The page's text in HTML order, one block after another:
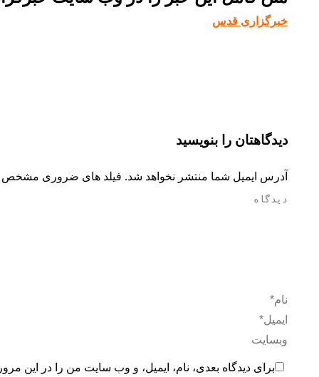
خبرگزاری قدس
دیدگاهتان را بنویسید
آدرس ایمیل شما منتشر نخواهد شد. فیلد های ضروری مشخص
دیدگاه
نام *
ایمیل *
وبسایت
برای دیدگاه بعدی، نام، ایمیل، و وب سایت من را در این